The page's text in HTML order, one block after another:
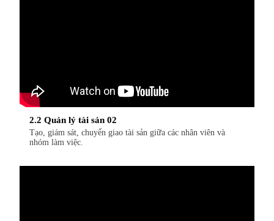
2.2 Quản lý tài sản 02
Tạo, giám sát, chuyển giao tài sản giữa các nhân viên và
nhóm làm việc.